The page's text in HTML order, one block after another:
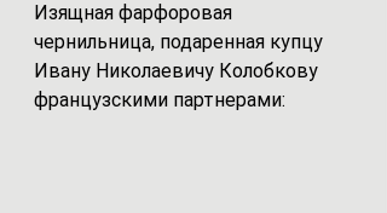
Изящная фарфоровая
чернильница, подаренная купцу
Ивану Николаевичу Колобкову
французскими партнерами: